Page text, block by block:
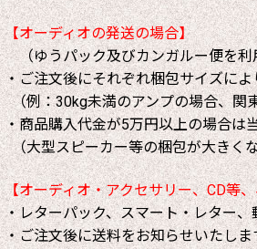
【オーディオの発送の場合】
（ゆうパック及びカンガルー便を利
・ご注文後にそれぞれ梱包サイズに
（例：30kg未満のアンプの場合、関
・商品購入代金が5万円以上の場合は
（大型スピーカー等の梱包が大きく
【オーディオ・アクセサリー、CD等
・レターパック、スマート・レター
・ご注文後に送料をお知らせいたしま